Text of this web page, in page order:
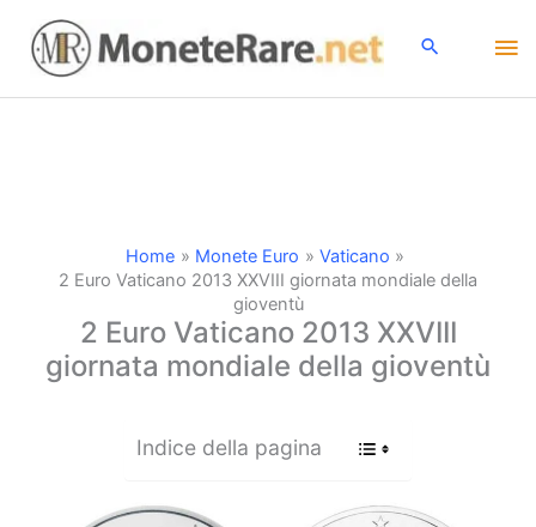
contenuto
Home Monete Euro
Vaticano
2 Euro Vaticano 2013 XXVIII giornata mondiale della
gioventù
2 Euro Vaticano 2013 XXVIII
giornata mondiale della gioventù
Indice della pagina